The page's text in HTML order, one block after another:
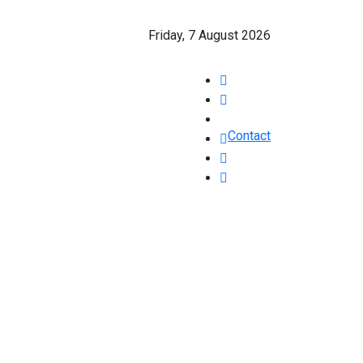
Friday, 7 August 2026
Contact